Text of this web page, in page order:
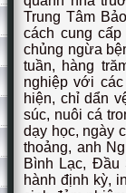
Trung Tâm
cách cung
chủng ngừa
tuần, hàng
nghiệp với
hiện, chỉ dẩn
súc, nuôi cá
dạy học, ngày
thoảng, anh
Bình Lạc, Đầu
hành định kỳ,